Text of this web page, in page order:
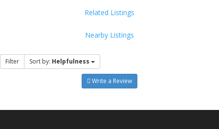
Related Listings
Nearby Listings
Filter Sort by: Helpfulness
Write a Review